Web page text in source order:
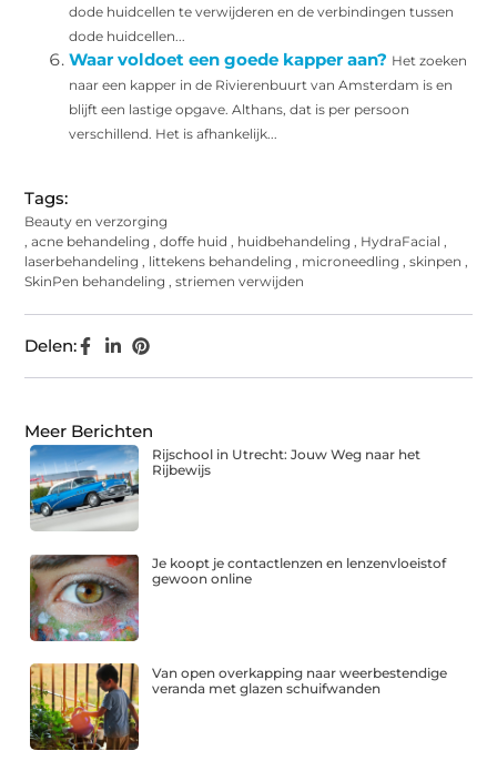
dode huidcellen te verwijderen en de verbindingen tussen
dode huidcellen...
Waar voldoet een goede kapper aan? Het zoeken
naar een kapper in de Rivierenbuurt van Amsterdam is en
blijft een lastige opgave. Althans, dat is per persoon
verschillend. Het is afhankelijk...
Tags:
Beauty en verzorging
,acne behandeling ,doffe huid , huidbehandeling , HydraFacial ,
laserbehandeling , littekens behandeling , microneedling ,skinpen ,
SkinPen behandeling ,striemen verwijden
Delen:
Meer Berichten
Rijschool in Utrecht: Jouw Weg naar het
Rijbewijs
Je koopt je contactlenzen en lenzenvloeistof
gewoon online
Van open overkapping naar weerbestendige
veranda met glazen schuifwanden